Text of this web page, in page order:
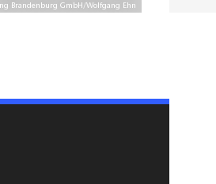
Brandenburg GmbH/Wolfgang Ehn